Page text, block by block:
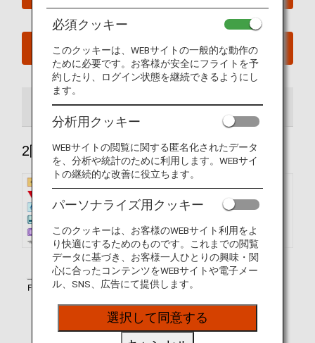
今すぐ予約
2階席 1階席
2階席
必須クッキー
このクッキーは、WEBサイトの一般的な動作の
ために必要です。お客様が安全にフライトを予
約したり、ログイン状態を継続できるようにし
ます。
分析用クッキー
WEBサイトの閲覧に関する匿名化されたデータ
を、分析や統計のために利用します。WEBサイ
トの継続的な改善に役立ちます。
パーソナライズ用クッキー
このクッキーは、お客様のWEBサイト利用をよ
り快適にするためのものです。これまでの閲覧
データに基づき、お客様一人ひとりの興味・関
心に合ったコンテンツをWEBサイトや電子メー
ル、SNS、広告にて提供します。
選択して同意する